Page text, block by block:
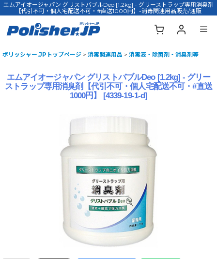
エムアイオージャパン グリストバブルDeo [1.2kg] - グリーストラップ専用消臭剤
【代引不可・個人宅配送不可・#直送1000円】-消毒関連用品販売/通販
ポリッシャー.JPトップページ > 消毒関連用品 > 消毒液・除菌剤・消臭剤等
エムアイオージャパン グリストバブルDeo [1.2kg] - グリー
ストラップ専用消臭剤【代引不可・個人宅配送不可・#直送
1000円】
[4339-19-1-d]